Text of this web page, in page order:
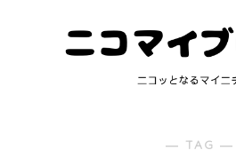
― TAG ―